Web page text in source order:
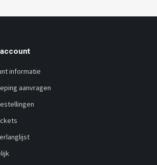
informatie
aanvragen